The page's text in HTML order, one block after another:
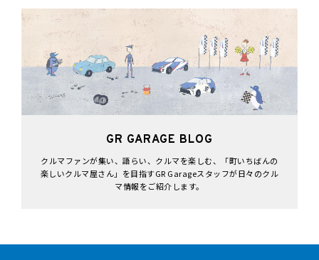
GR GARAGE BLOG
クルマファンが集い、語らい、クルマを楽しむ、「町いちばんの
楽しいクルマ屋さん」を目指すGR Garageスタッフが日々のクル
マ情報をご紹介します。